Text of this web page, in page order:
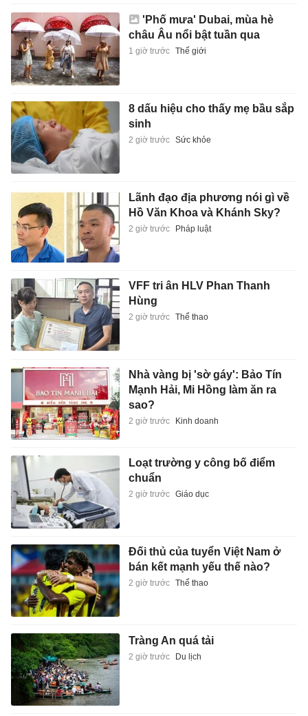
'Phố mưa' Dubai, mùa hè
châu Âu nổi bật tuần qua
1 giờ trước Thế giới
8 dấu hiệu cho thấy mẹ bầu sắp
sinh
2 giờ trước Sức khỏe
Lãnh đạo địa phương nói gì về
Hồ Văn Khoa và Khánh Sky?
2 giờ trước Pháp luật
VFF tri ân HLV Phan Thanh
Hùng
2 giờ trước Thể thao
Nhà vàng bị 'sờ gáy': Bảo Tín
Mạnh Hải, Mi Hồng làm ăn ra
sao?
2 giờ trước Kinh doanh
Loạt trường y công bố điểm
chuẩn
2 giờ trước Giáo dục
Đối thủ của tuyển Việt Nam ở
bán kết mạnh yếu thế nào?
2 giờ trước Thể thao
Tràng An quá tải
2 giờ trước Du lịch